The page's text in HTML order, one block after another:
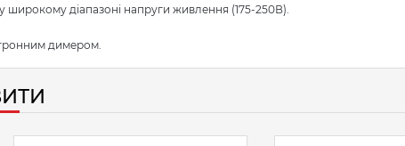
широкому діапазоні напруги живлення (175-250В).
димером.